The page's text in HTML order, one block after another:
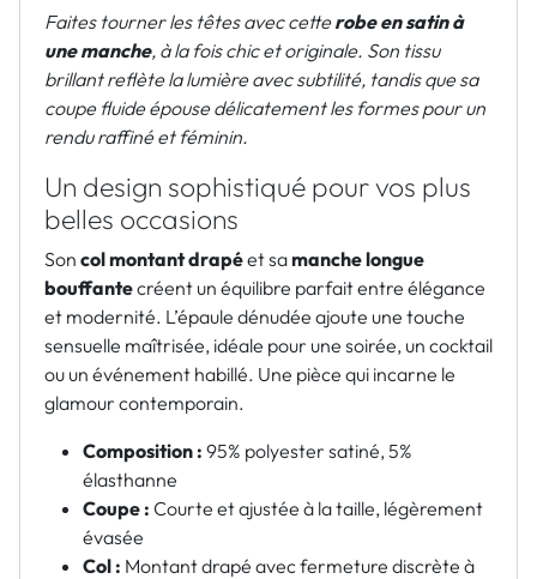
Faites tourner les têtes avec cetterobe en satin à
une manche, à la fois chic et originale. Son tissu
brillant reflète la lumière avec subtilité, tandis que sa
coupe fluide épouse délicatement les formes pour un
rendu raffiné et féminin.
Un design sophistiqué pour vos plus
belles occasions
Son col montant drapéet samanche longue
bouffantecréent un équilibre parfait entre élégance
et modernité. L’épaule dénudée ajoute une touche
sensuelle maîtrisée, idéale pour une soirée, un cocktail
ou un événement habillé. Une pièce qui incarne le
glamour contemporain.
Composition : 95% polyester satiné, 5%
élasthanne
Coupe : Courte et ajustée à la taille, légèrement
évasée
Col : Montant drapé avec fermeture discrète à